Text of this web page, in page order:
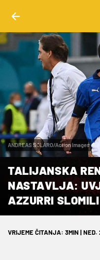
ANDREAS SOLARO/Action Images
TALIJANSKA
NASTAVLJA:
AZZURRI
VRIJEME ČITANJA: 3MIN | NED.